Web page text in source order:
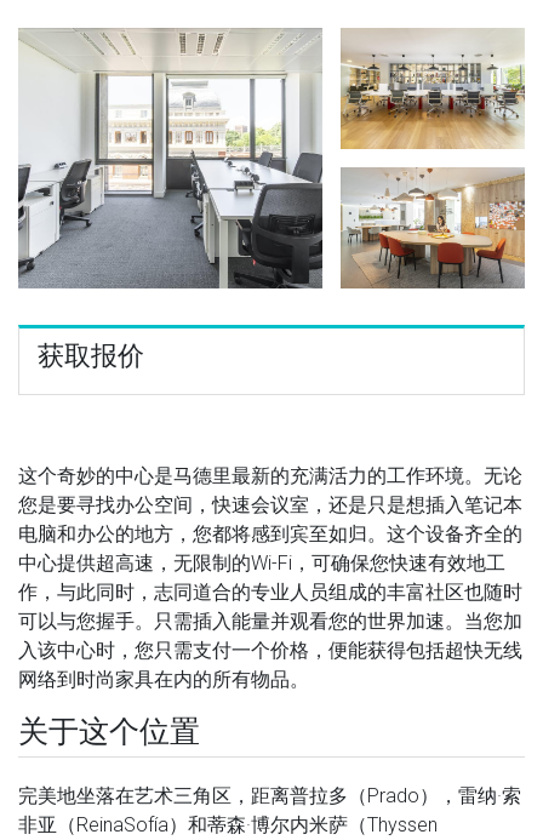
获取报价
这个奇妙的中心是马德里最新的充满活力的工作环境。无论
您是要寻找办公空间，快速会议室，还是只是想插入笔记本
电脑和办公的地方，您都将感到宾至如归。这个设备齐全的
中心提供超高速，无限制的Wi-Fi，可确保您快速有效地工
作，与此同时，志同道合的专业人员组成的丰富社区也随时
可以与您握手。只需插入能量并观看您的世界加速。当您加
入该中心时，您只需支付一个价格，便能获得包括超快无线
网络到时尚家具在内的所有物品。
关于这个位置
完美地坐落在艺术三角区，距离普拉多（Prado），雷纳·索
非亚（ReinaSofía）和蒂森·博尔内米萨（Thyssen